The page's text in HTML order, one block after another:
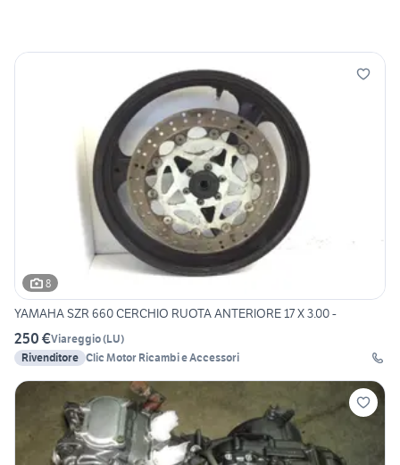
8
YAMAHA SZR 660 CERCHIO RUOTA ANTERIORE 17 X 3.00 -
250 €Viareggio(LU)
Rivenditore Clic Motor Ricambi e Accessori